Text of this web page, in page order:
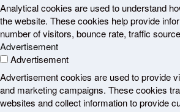
Analytical cookies are used to understand
the website. These cookies help provide
number of visitors, bounce rate, traffic
Advertisement
Advertisement
Advertisement cookies are used to provide
and marketing campaigns. These cookies
websites and collect information to provide